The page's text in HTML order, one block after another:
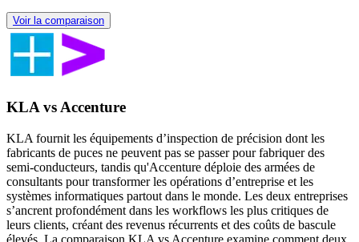
Voir la comparaison
KLA vs Accenture
KLA fournit les équipements d’inspection de précision dont les
fabricants de puces ne peuvent pas se passer pour fabriquer des
semi-conducteurs, tandis qu'Accenture déploie des armées de
consultants pour transformer les opérations d’entreprise et les
systèmes informatiques partout dans le monde. Les deux entreprises
s’ancrent profondément dans les workflows les plus critiques de
leurs clients, créant des revenus récurrents et des coûts de bascule
élevés. La comparaison KLA vs Accenture examine comment deux